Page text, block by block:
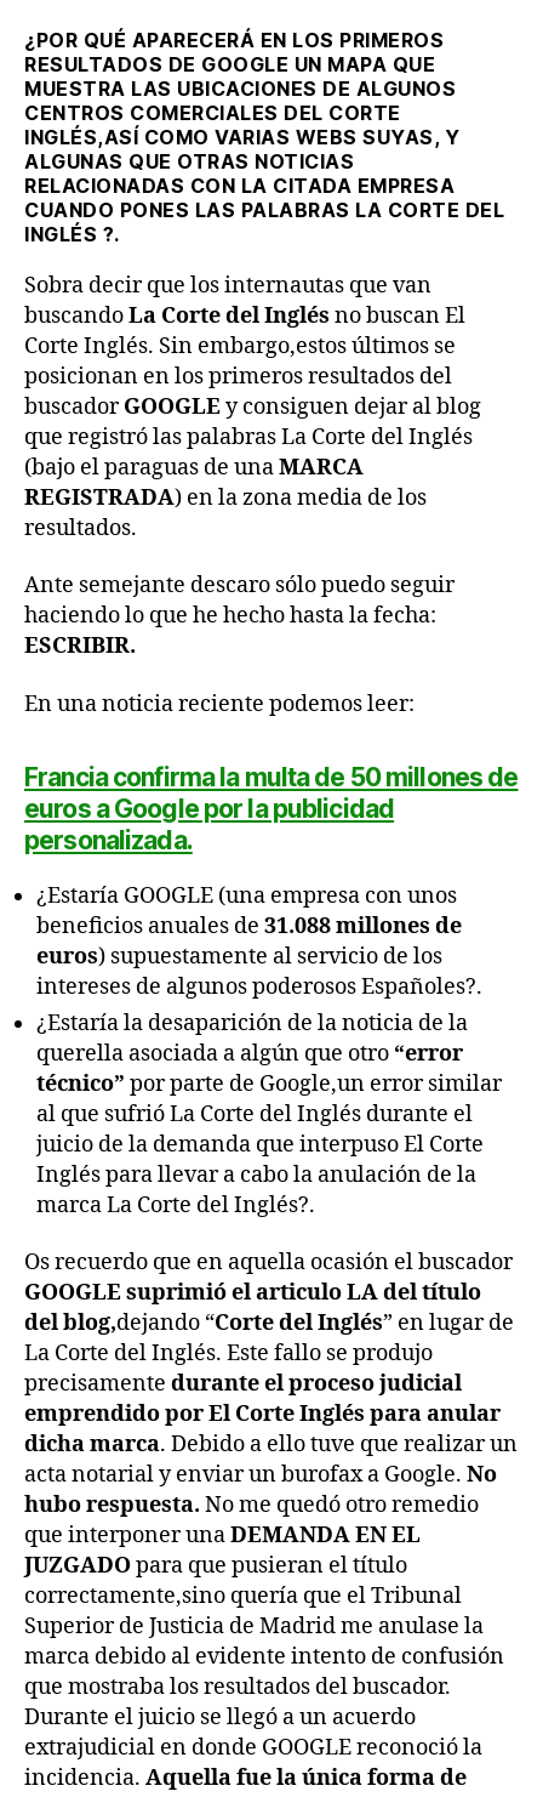
¿POR QUÉ APARECERÁ EN LOS PRIMEROS
RESULTADOS DE GOOGLE UN MAPA QUE
MUESTRA LAS UBICACIONES DE ALGUNOS
CENTROS COMERCIALES DEL CORTE
INGLÉS,ASÍ COMO VARIAS WEBS SUYAS, Y
ALGUNAS QUE OTRAS NOTICIAS
RELACIONADAS CON LA CITADA EMPRESA
CUANDO PONES LAS PALABRAS LA CORTE DEL
INGLÉS ?.
Sobra decir que los internautas que van
buscandoLa Corte del Inglés no buscan El
Corte Inglés. Sin embargo,estos últimos se
posicionan en los primeros resultados del
buscadorGOOGLEy consiguen dejar al blog
que registró las palabras La Corte del Inglés
(bajo el paraguas de unaMARCA
REGISTRADA) en la zona media de los
resultados.
Ante semejante descaro sólo puedo seguir
haciendo lo que he hecho hasta la fecha:
ESCRIBIR.
En una noticia reciente podemos leer:
Francia confirma la multa de 50 millones de
euros a Google por la publicidad
personalizada.
¿Estaría GOOGLE (una empresa con unos
beneficios anuales de 31.088 millones de
euros) supuestamente al servicio de los
intereses de algunos poderosos Españoles?.
¿Estaría la desaparición de la noticia de la
querella asociada a algún que otro “error
técnico” por parte de Google,un error similar
al que sufrió La Corte del Inglés durante el
juicio de la demanda que interpuso El Corte
Inglés para llevar a cabo la anulación de la
marca La Corte del Inglés?.
Os recuerdo que en aquella ocasión el buscador
GOOGLE suprimió el articulo LAdel título
del blog,dejando “Corte del Inglés” en lugar de
La Corte del Inglés. Este fallo se produjo
precisamente durante el proceso judicial
emprendido por El Corte Inglés para anular
dicha marca. Debido a ello tuve que realizar un
acta notarial y enviar un burofax a Google. No
hubo respuesta. No me quedó otro remedio
que interponer unaDEMANDA EN EL
JUZGADOpara que pusieran el título
correctamente,sino quería que el Tribunal
Superior de Justicia de Madrid me anulase la
marca debido al evidente intento de confusión
que mostraba los resultados del buscador.
Durante el juicio se llegó a un acuerdo
extrajudicial en donde GOOGLE reconoció la
incidencia. Aquella fue la única forma de